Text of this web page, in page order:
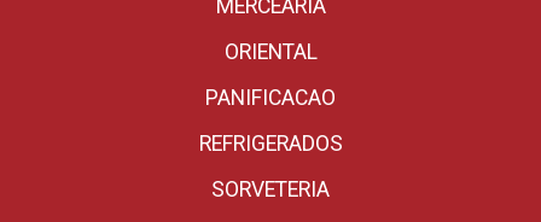
MERCEARIA
ORIENTAL
PANIFICACAO
REFRIGERADOS
SORVETERIA